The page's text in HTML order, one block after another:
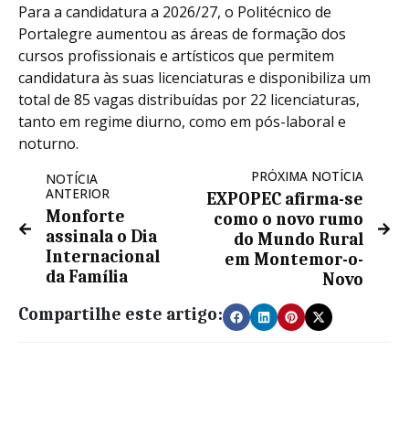
Para a candidatura a 2026/27, o Politécnico de
Portalegre aumentou as áreas de formação dos
cursos profissionais e artísticos que permitem
candidatura às suas licenciaturas e disponibiliza um
total de 85 vagas distribuídas por 22 licenciaturas,
tanto em regime diurno, como em pós-laboral e
noturno.
NOTÍCIA
ANTERIOR
Monforte
assinala o Dia
Internacional
da Família
PRÓXIMA NOTÍCIA
EXPOPEC afirma-se
como o novo rumo
do Mundo Rural
em Montemor-o-
Novo
Compartilhe este artigo: